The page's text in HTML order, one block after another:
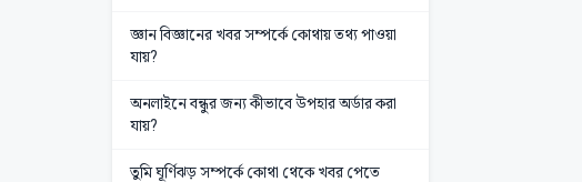
জ্ঞান বিজ্ঞানের খবর সম্পর্কে কোথায় তথ্য পাওয়া
যায়?
অনলাইনে বন্ধুর জন্য কীভাবে উপহার অর্ডার করা
যায়?
তুমি ঘূর্ণিঝড় সম্পর্কে কোথা থেকে খবর পেতে